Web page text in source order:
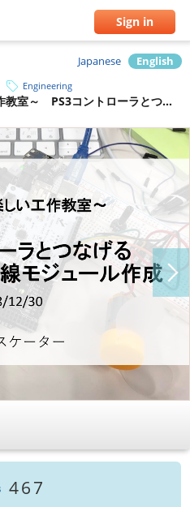
Sign in
Japanese English
Engineering
トローラとつなげる超シンプルな無線モジュール作成
467